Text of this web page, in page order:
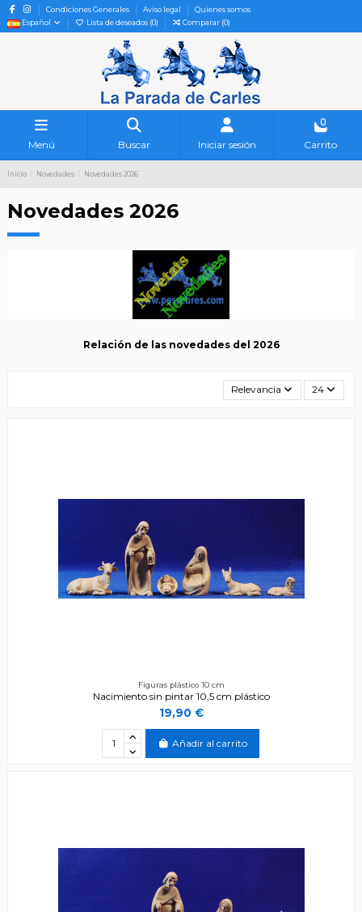
Condiciones Generales Aviso legal
Quienes somos
Español
Lista de deseados (0) Comparar (0)
Menú Buscar Iniciar sesión
0
Carrito
Inicio Novedades Novedades 2026
Novedades 2026
Relación de las novedades del 2026
Relevancia 24
Figuras plástico 10 cm
Nacimiento sin pintar 10,5 cm plástico
19,90 €
Añadir al carrito